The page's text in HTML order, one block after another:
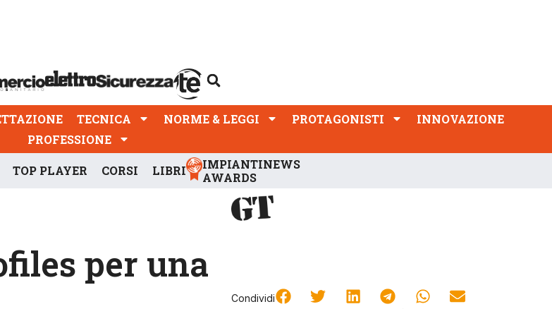
TECNICA NORME & LEGGI PROTAGONISTI
INNOVAZIONE
PROFESSIONE
TOP PLAYER CORSI LIBRI
IMPIANTINEWS
AWARDS
per una
Condividi